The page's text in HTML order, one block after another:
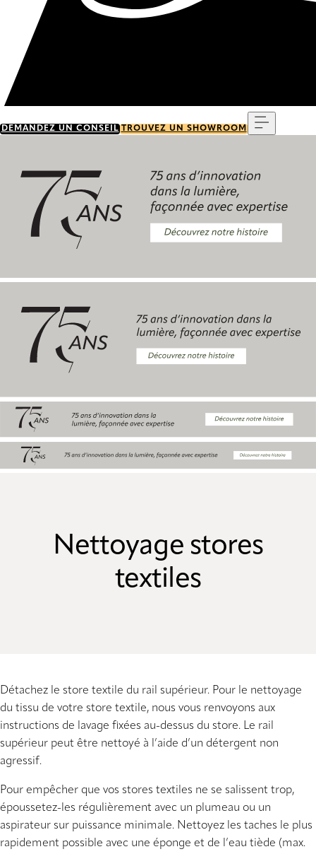
DEMANDEZ UN CONSEIL TROUVEZ UN SHOWROOM
Nettoyage stores
textiles
Détachez le store textile du rail supérieur. Pour le nettoyage
du tissu de votre store textile, nous vous renvoyons aux
instructions de lavage fixées au-dessus du store. Le rail
supérieur peut être nettoyé à l’aide d’un détergent non
agressif.
Pour empêcher que vos stores textiles ne se salissent trop,
époussetez-les régulièrement avec un plumeau ou un
aspirateur sur puissance minimale. Nettoyez les taches le plus
rapidement possible avec une éponge et de l’eau tiède (max.